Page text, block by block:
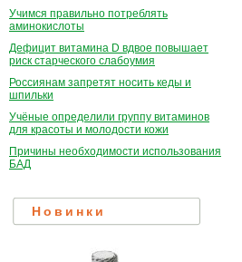
Учимся правильно потреблять
аминокислоты
Дефицит витамина D вдвое повышает
риск старческого слабоумия
Россиянам запретят носить кеды и
шпильки
Учёные определили группу витаминов
для красоты и молодости кожи
Причины необходимости использования
БАД
Новинки